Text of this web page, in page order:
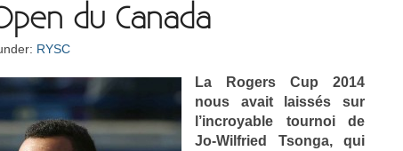
du Canada
RYSC
La Rog­ers Cup 2014
nous avait laissés sur
l’incroy­able tour­noi de
Jo-Wilfried Tson­ga, qui